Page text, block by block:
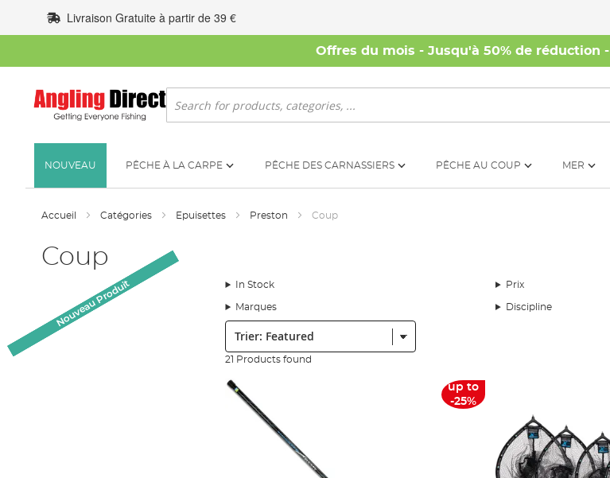
au
contenu
Livraison Gratuite à partir de 39 €
Offres du mois - Jusqu'à 50% de réduction -
Rechercher
NOUVEAU PÊCHE À LA CARPE PÊCHE DES CARNASSIERS PÊCHE AU COUP MER
Accueil Catégories Epuisettes Preston Coup
Coup
In Stock Prix
Marques Discipline
Trier:
21 Products found
up to
-25%
Nouveau Produit
Nouveau Produit
Nouveau Produit
Nouveau Produit